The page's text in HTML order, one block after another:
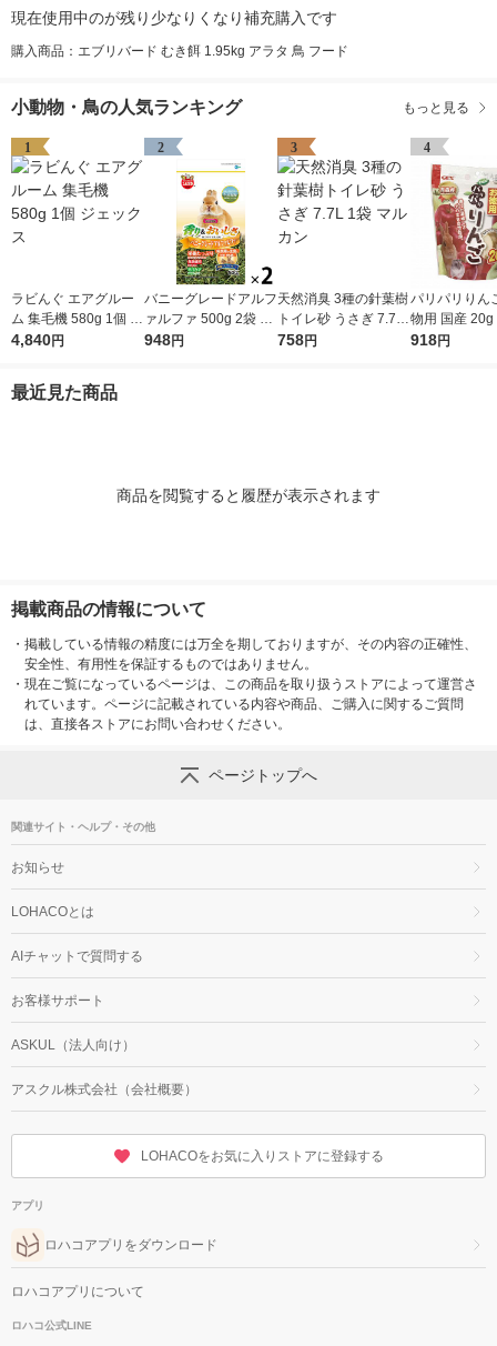
現在使用中のが残り少なりくなり補充購入です
購入商品：エブリバード むき餌 1.95kg アラタ 鳥 フード
小動物・鳥の人気ランキング もっと見る
1
ラビんぐ エアグルー
ム 集毛機 580g 1個 ジ
ェックス
4,840円
2
バニーグレードアルフ
ァルファ 500g 2袋 マ
ルカン
948円
3
天然消臭 3種の針葉樹
トイレ砂 うさぎ 7.7L
1袋 マルカン
758円
4
パリパリりん
物用 国産 20g
ェックス
918円
最近見た商品
商品を閲覧すると履歴が表示されます
掲載商品の情報について
・ 掲載している情報の精度には万全を期しておりますが、その内容の正確性、
安全性、有用性を保証するものではありません。
・ 現在ご覧になっているページは、この商品を取り扱うストアによって運営さ
れています。ページに記載されている内容や商品、ご購入に関するご質問
は、直接各ストアにお問い合わせください。
ページトップへ
関連サイト・ヘルプ・その他
お知らせ
LOHACOとは
AIチャットで質問する
お客様サポート
ASKUL（法人向け）
アスクル株式会社（会社概要）
LOHACOをお気に入りストアに登録する
アプリ
ロハコアプリをダウンロード
ロハコアプリについて
ロハコ公式LINE